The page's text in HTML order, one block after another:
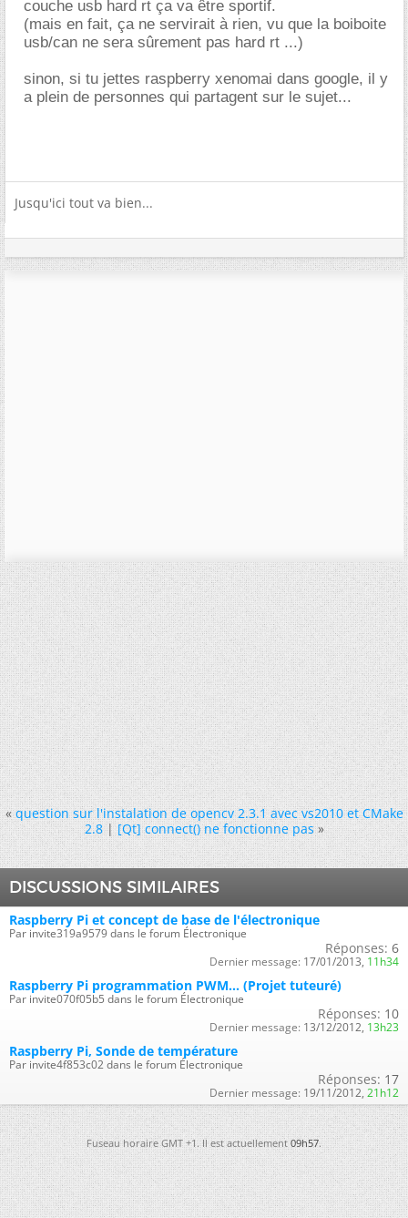
couche usb hard rt ça va être sportif.
(mais en fait, ça ne servirait à rien, vu que la boiboite
usb/can ne sera sûrement pas hard rt ...)
sinon, si tu jettes raspberry xenomai dans google, il y
a plein de personnes qui partagent sur le sujet...
Jusqu'ici tout va bien...
« question sur l'instalation de opencv 2.3.1 avec vs2010 et CMake
2.8|[Qt] connect() ne fonctionne pas »
DISCUSSIONS SIMILAIRES
Raspberry Pi et concept de base de l'électronique
Par invite319a9579 dans le forum Électronique
Réponses: 6
Dernier message: 17/01/2013, 11h34
Raspberry Pi programmation PWM... (Projet tuteuré)
Par invite070f05b5 dans le forum Électronique
Réponses: 10
Dernier message: 13/12/2012, 13h23
Raspberry Pi, Sonde de température
Par invite4f853c02 dans le forum Électronique
Réponses: 17
Dernier message: 19/11/2012, 21h12
Fuseau horaire GMT +1. Il est actuellement09h57.